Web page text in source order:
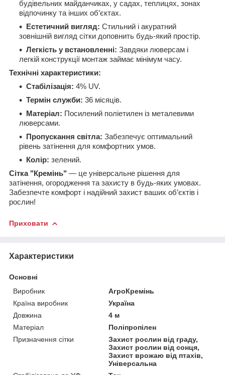
будівельних майданчиках, у садах, теплицях, зонах
відпочинку та інших об’єктах.
Естетичний вигляд: Стильний і акуратний
зовнішній вигляд сітки доповнить будь-який простір.
Легкість у встановленні: Завдяки люверсам і
легкій конструкції монтаж займає мінімум часу.
Технічні характеристики:
Стабілізація: 4% UV.
Термін служби: 36 місяців.
Матеріал: Посилений поліетилен із металевими
люверсами.
Пропускання світла: Забезпечує оптимальний
рівень затінення для комфортних умов.
Колір: зелений.
Сітка "Кремінь" — це універсальне рішення для
затінення, огородження та захисту в будь-яких умовах.
Забезпечте комфорт і надійний захист ваших об’єктів і
рослин!
Приховати
Характеристики
Основні
Виробник
АгроКремінь
Країна виробник
Україна
Довжина
4 м
Матеріал
Поліпропілен
Призначення сітки
Захист рослин від граду,
Захист рослин від сонця,
Захист врожаю від птахів,
Універсальна